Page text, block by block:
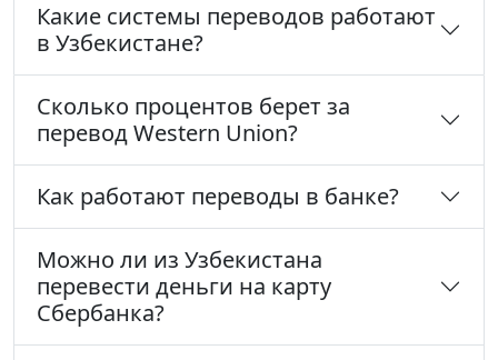
Какие системы переводов работают
в Узбекистане?
Сколько процентов берет за
перевод Western Union?
Как работают переводы в банке?
Можно ли из Узбекистана
перевести деньги на карту
Сбербанка?